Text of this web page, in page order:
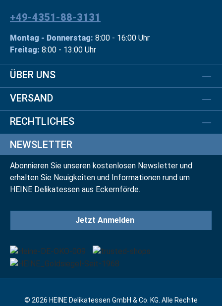
+49-4351-88-3131
Montag - Donnerstag: 8:00 - 16:00 Uhr
Freitag: 8:00 - 13:00 Uhr
ÜBER UNS
VERSAND
RECHTLICHES
NEWSLETTER
Abonnieren Sie unseren kostenlosen Newsletter und
erhalten Sie Neuigkeiten und Informationen rund um
HEINE Delikatessen aus Eckernförde.
Jetzt Anmelden
© 2026 HEINE Delikatessen GmbH & Co. KG. Alle Rechte